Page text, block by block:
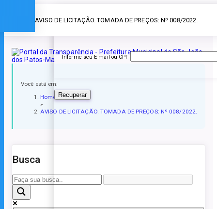
» AVISO DE LICITAÇÃO. TOMADA DE PREÇOS: Nº 008/2022.
Você está em:
Home
»
AVISO DE LICITAÇÃO. TOMADA DE PREÇOS: Nº 008/2022.
Busca
Informe seu E-mail ou CPF
Recuperar